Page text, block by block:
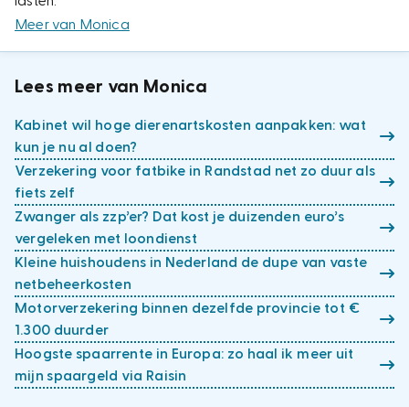
Meer van Monica
Lees meer van Monica
Kabinet wil hoge dierenartskosten aanpakken: wat
kun je nu al doen?
Verzekering voor fatbike in Randstad net zo duur als
fiets zelf
Zwanger als zzp’er? Dat kost je duizenden euro’s
vergeleken met loondienst
Kleine huishoudens in Nederland de dupe van vaste
netbeheerkosten
Motorverzekering binnen dezelfde provincie tot €
1.300 duurder
Hoogste spaarrente in Europa: zo haal ik meer uit
mijn spaargeld via Raisin